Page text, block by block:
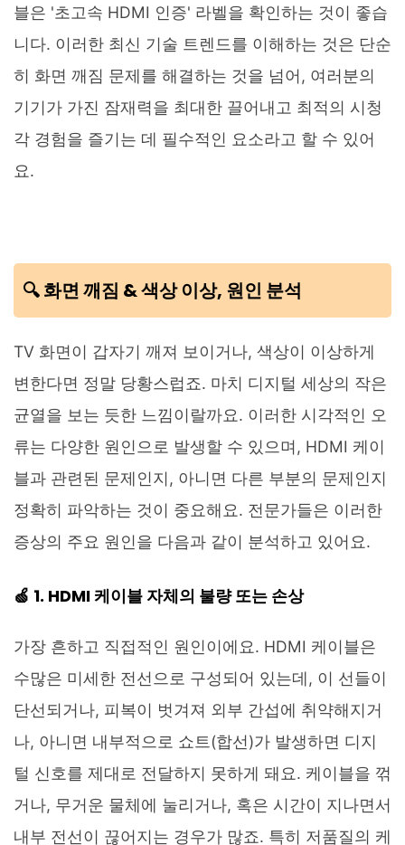
블은 '초고속 HDMI 인증' 라벨을 확인하는 것이 좋습
니다. 이러한 최신 기술 트렌드를 이해하는 것은 단순
히 화면 깨짐 문제를 해결하는 것을 넘어, 여러분의
기기가 가진 잠재력을 최대한 끌어내고 최적의 시청
각 경험을 즐기는 데 필수적인 요소라고 할 수 있어
요.
🔍 화면 깨짐 & 색상 이상, 원인 분석
TV 화면이 갑자기 깨져 보이거나, 색상이 이상하게
변한다면 정말 당황스럽죠. 마치 디지털 세상의 작은
균열을 보는 듯한 느낌이랄까요. 이러한 시각적인 오
류는 다양한 원인으로 발생할 수 있으며, HDMI 케이
블과 관련된 문제인지, 아니면 다른 부분의 문제인지
정확히 파악하는 것이 중요해요. 전문가들은 이러한
증상의 주요 원인을 다음과 같이 분석하고 있어요.
🍏 1. HDMI 케이블 자체의 불량 또는 손상
가장 흔하고 직접적인 원인이에요. HDMI 케이블은
수많은 미세한 전선으로 구성되어 있는데, 이 선들이
단선되거나, 피복이 벗겨져 외부 간섭에 취약해지거
나, 아니면 내부적으로 쇼트(합선)가 발생하면 디지
털 신호를 제대로 전달하지 못하게 돼요. 케이블을 꺾
거나, 무거운 물체에 눌리거나, 혹은 시간이 지나면서
내부 전선이 끊어지는 경우가 많죠. 특히 저품질의 케